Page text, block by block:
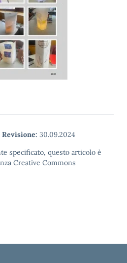
Revisione: 30.09.2024
specificato, questo articolo è
Creative Commons